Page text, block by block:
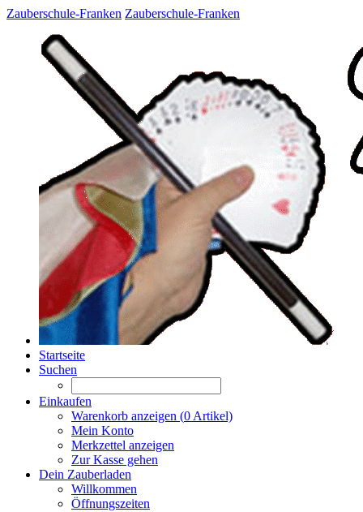
Zauberschule-Franken Zauberschule-Franken
Startseite
Suchen
Einkaufen
Warenkorb anzeigen (0 Artikel)
Mein Konto
Merkzettel anzeigen
Zur Kasse gehen
Dein Zauberladen
Willkommen
Öffnungszeiten